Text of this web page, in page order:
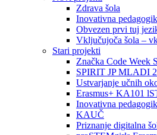
Zdrava šola
Inovativna
Obvezen prvi tuj
Vključujoča šola –
Stari projekti
Značka Code Week
SPIRIT JP MLADI
Ustvarjanje učnih
Erasmus+ KA101
Inovativna
KAUČ
Priznanje digitalna